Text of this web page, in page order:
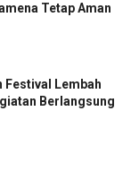
Tetap Aman
Festival Lembah
Berlangsung